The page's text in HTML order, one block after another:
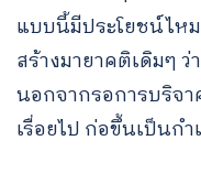
แบบนี้มีประโยชน์ไห
สร้างมายาคติเดิมๆ
นอกจากรอการบริจ
เรื่อยไป ก่อขึ้นเป็นก